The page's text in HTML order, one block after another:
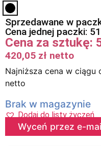
Sprzedawane w
Cena jednej paczki:
Cena za sztukę:
420,05 zł netto
Najniższa cena w ciągu
netto
Brak w magazynie
Dodaj do listy życzeń
Wyceń przez e-